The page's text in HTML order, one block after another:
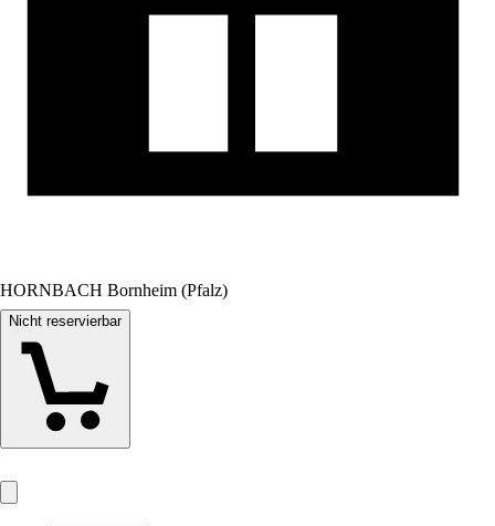
HORNBACH Bornheim (Pfalz)
Nicht reservierbar